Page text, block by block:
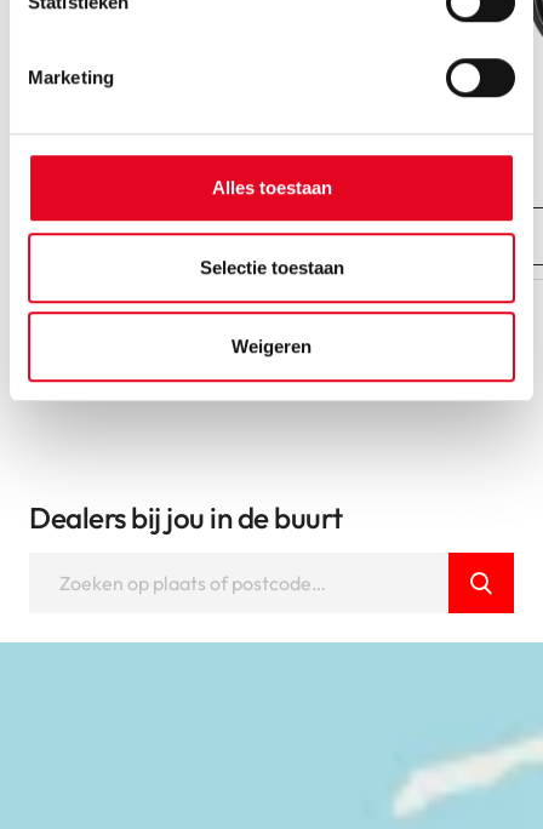
Marketing
Alles toestaan
Selectie toestaan
Weigeren
Ravenna EVO 8F Belt
Bekijk fiets
Bekijk alle fietsen
Dealers bij jou in de buurt